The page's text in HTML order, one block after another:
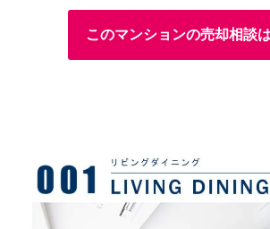
このマンションの売却相談